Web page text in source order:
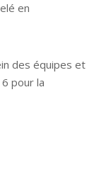
en
des équipes et
pour la